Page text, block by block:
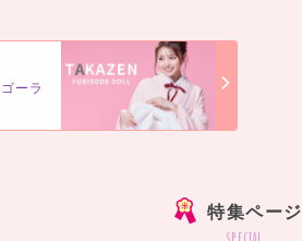
ーラ
特集ページ